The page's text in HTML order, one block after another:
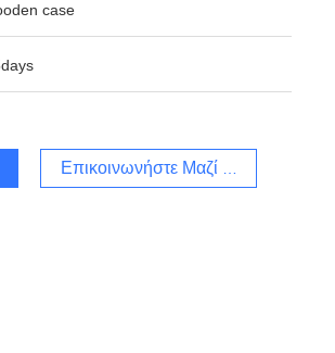
case
Επικοινωνήστε Μαζί Μας